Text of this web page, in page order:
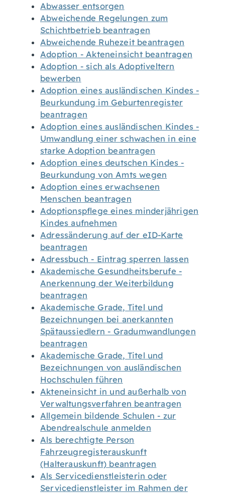
Abwasser entsorgen
Abweichende Regelungen zum
Schichtbetrieb beantragen
Abweichende Ruhezeit beantragen
Adoption - Akteneinsicht beantragen
Adoption - sich als Adoptiveltern
bewerben
Adoption eines ausländischen Kindes -
Beurkundung im Geburtenregister
beantragen
Adoption eines ausländischen Kindes -
Umwandlung einer schwachen in eine
starke Adoption beantragen
Adoption eines deutschen Kindes -
Beurkundung von Amts wegen
Adoption eines erwachsenen
Menschen beantragen
Adoptionspflege eines minderjährigen
Kindes aufnehmen
Adressänderung auf der eID-Karte
beantragen
Adressbuch - Eintrag sperren lassen
Akademische Gesundheitsberufe -
Anerkennung der Weiterbildung
beantragen
Akademische Grade, Titel und
Bezeichnungen bei anerkannten
Spätaussiedlern - Gradumwandlungen
beantragen
Akademische Grade, Titel und
Bezeichnungen von ausländischen
Hochschulen führen
Akteneinsicht in und außerhalb von
Verwaltungsverfahren beantragen
Allgemein bildende Schulen - zur
Abendrealschule anmelden
Als berechtigte Person
Fahrzeugregisterauskunft
(Halterauskunft) beantragen
Als Servicedienstleisterin oder
Servicedienstleister im Rahmen der